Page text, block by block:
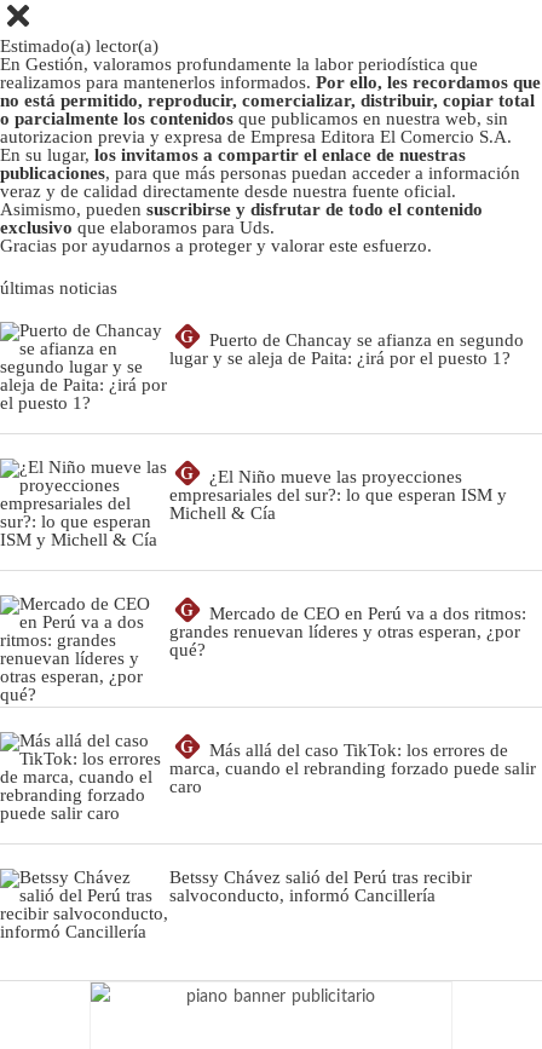
Estimado(a) lector(a)
En Gestión, valoramos profundamente la labor periodística que
realizamos para mantenerlos informados. Por ello, les recordamos que
no está permitido, reproducir, comercializar, distribuir, copiar total
o parcialmente los contenidos que publicamos en nuestra web, sin
autorizacion previa y expresa de Empresa Editora El Comercio S.A.
En su lugar, los invitamos a compartir el enlace de nuestras
publicaciones, para que más personas puedan acceder a información
veraz y de calidad directamente desde nuestra fuente oficial.
Asimismo, pueden suscribirse y disfrutar de todo el contenido
exclusivo que elaboramos para Uds.
Gracias por ayudarnos a proteger y valorar este esfuerzo.
últimas noticias
G
Puerto de Chancay se afianza en segundo
lugar y se aleja de Paita: ¿irá por el puesto 1?
G
¿El Niño mueve las proyecciones
empresariales del sur?: lo que esperan ISM y
Michell & Cía
G
Mercado de CEO en Perú va a dos ritmos:
grandes renuevan líderes y otras esperan, ¿por
qué?
G
Más allá del caso TikTok: los errores de
marca, cuando el rebranding forzado puede salir
caro
Betssy Chávez salió del Perú tras recibir
salvoconducto, informó Cancillería